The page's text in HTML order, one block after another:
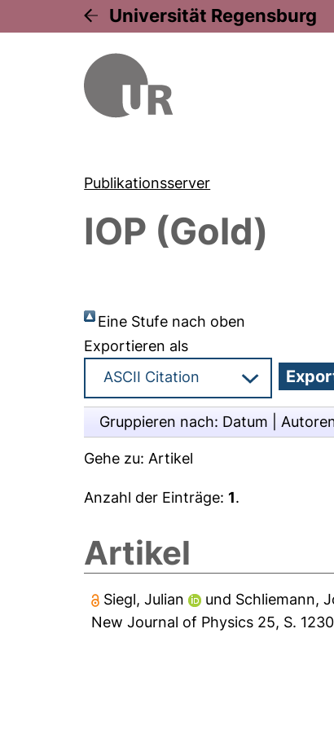
Universität Regensburg
Publikationsserver
IOP (Gold)
Eine Stufe nach oben
Exportieren als
Gruppieren nach: Datum
Gehe zu: Artikel
Anzahl der Einträge:1.
Artikel
Siegl, Julian und Schliemann,
New Journal of Physics 25, S.